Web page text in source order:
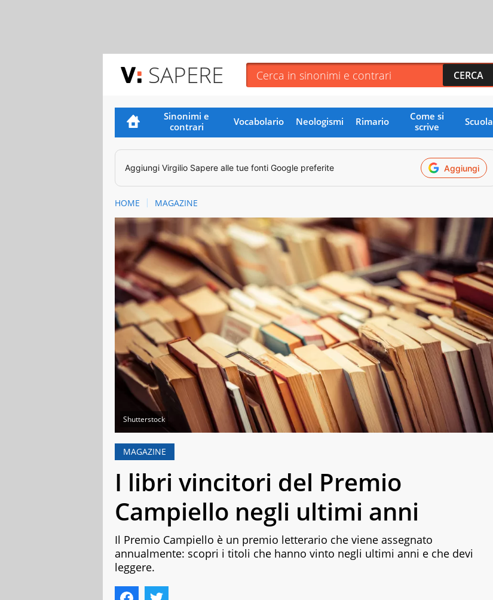
SAPERE
Sinonimi e
contrari
Vocabolario Neologismi Rimario
Come si
scrive
Scuola
Aggiungi Virgilio Sapere alle tue fonti Google preferite Aggiungi
HOME MAGAZINE
Shutterstock
MAGAZINE
I libri vincitori del Premio
Campiello negli ultimi anni
Il Premio Campiello è un premio letterario che viene assegnato
annualmente: scopri i titoli che hanno vinto negli ultimi anni e che devi
leggere.